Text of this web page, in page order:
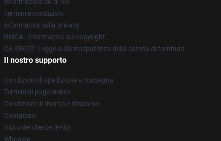
Termini e condizioni
Informativa sulla privacy
DMCA - Informativa sul copyright
CA SB657: Legge sulla trasparenza della catena di fornitura
Il nostro supporto
Condizioni di spedizione e consegna
Termini di pagamento
Condizioni di ritorno e rimborso
Contattaci
Aiuto del cliente (FAQ)
Whosale